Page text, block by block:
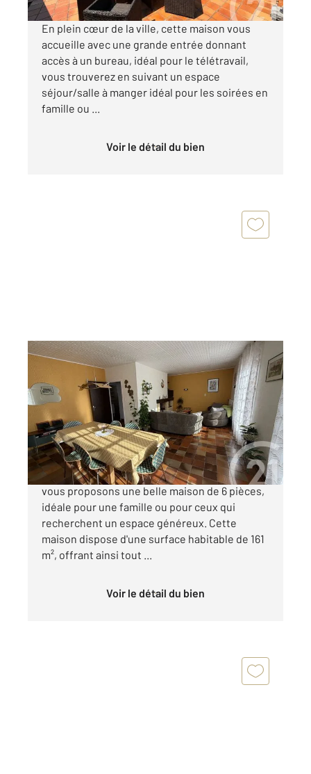
En plein cœur de la ville, cette maison vous
accueille avec une grande entrée donnant
accès à un bureau, idéal pour le télétravail,
vous trouverez en suivant un espace
séjour/salle à manger idéal pour les soirées en
famille ou ...
Voir le détail du bien
LANNEMEZAN 65
, 6 pièces
Ref : 18567
Maison à vendre
155 000 €
Dans la charmante ville de Lannemezan, nous
vous proposons une belle maison de 6 pièces,
idéale pour une famille ou pour ceux qui
recherchent un espace généreux. Cette
maison dispose d'une surface habitable de 161
m², offrant ainsi tout ...
Voir le détail du bien